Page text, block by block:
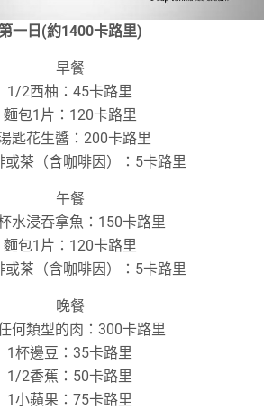
一日(約1400卡路里)
早餐
1/2西柚：45卡路里
麵包1片：120卡路里
匙花生醬：200卡路里
或茶（含咖啡因）：5卡路里
午餐
水浸吞拿魚：150卡路里
麵包1片：120卡路里
或茶（含咖啡因）：5卡路里
晚餐
何類型的肉：300卡路里
1杯邊豆：35卡路里
1/2香蕉：50卡路里
1小蘋果：75卡路里